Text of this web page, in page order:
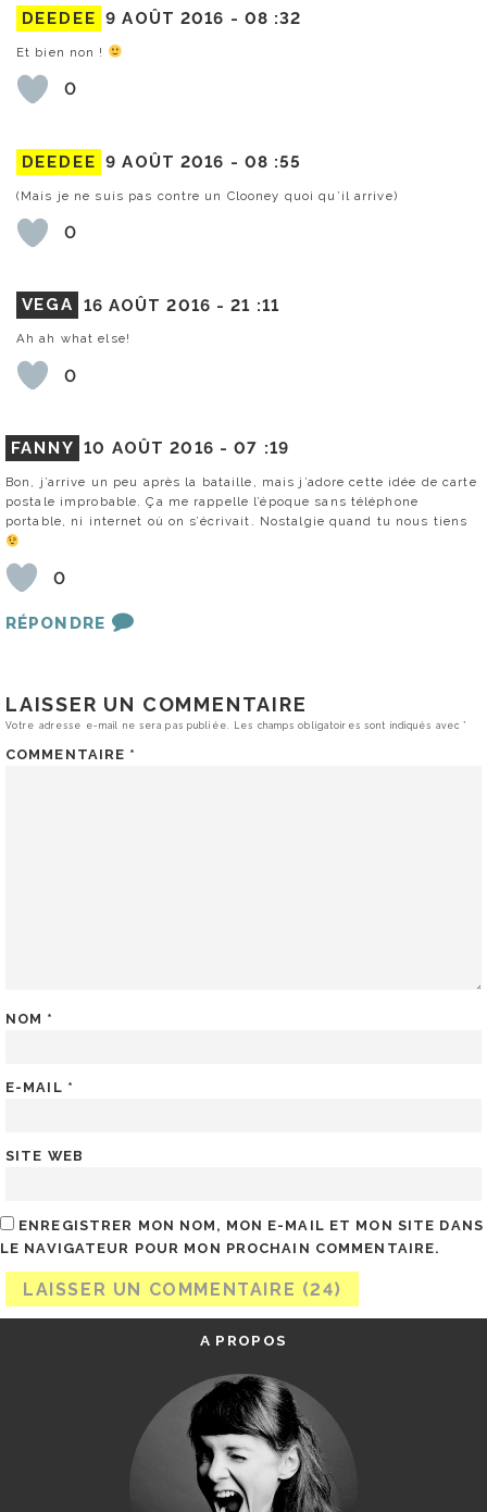
DEEDEE 9 AOÛT 2016 - 08 :32
Et bien non !
0
DEEDEE 9 AOÛT 2016 - 08 :55
(Mais je ne suis pas contre un Clooney quoi qu’il arrive)
0
VEGA 16 AOÛT 2016 -21 :11
Ah ah what else!
0
FANNY 10 AOÛT 2016 -07 :19
Bon, j’arrive un peu après la bataille, mais j’adore cette idée de carte
postale improbable. Ça me rappelle l’époque sans téléphone
portable, ni internet où on s’écrivait. Nostalgie quand tu nous tiens
0
RÉPONDRE
LAISSER UN COMMENTAIRE
Votre adresse e-mail ne sera pas publiée. Les champs obligatoires sont indiqués avec*
COMMENTAIRE *
NOM *
E-MAIL *
SITE WEB
ENREGISTRER MON NOM, MON E-MAIL ET MON SITE DANS
LE NAVIGATEUR POUR MON PROCHAIN COMMENTAIRE.
A PROPOS